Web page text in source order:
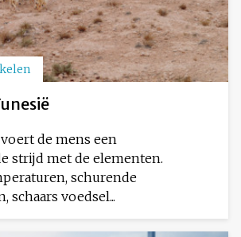
de mens een
strijd met de elementen.
schurende
schaars voedsel...